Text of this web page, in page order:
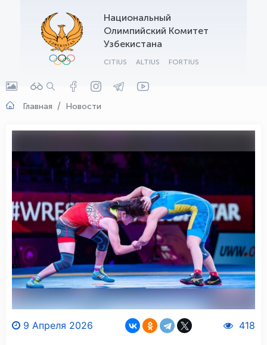
Национальный
Олимпийский Комитет
Узбекистана
CITIUS ALTIUS FORTIUS
Главная Новости
9 Апреля 2026 418
OLYMPCHIK AI - yordamchi
Онлайн · olympic.uz